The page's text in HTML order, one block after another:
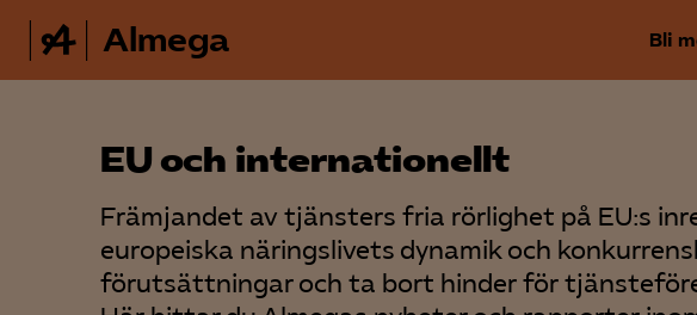
Almega Bli
EU och internationellt
Främjandet av tjänsters fria rörlighet på EU:s
europeiska näringslivets dynamik och
förutsättningar och ta bort hinder för